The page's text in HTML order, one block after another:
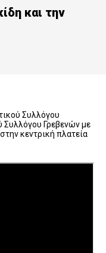
και την
Συλλόγου
Συλλόγου Γρεβενών με
κεντρική πλατεία